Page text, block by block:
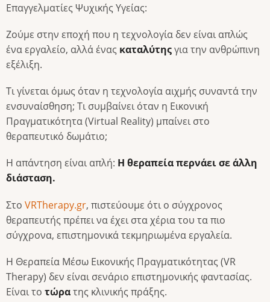
Επαγγελματίες Ψυχικής Υγείας:
Ζούμε στην εποχή που η τεχνολογία δεν είναι απλώς
ένα εργαλείο, αλλά ένας καταλύτηςγια την ανθρώπινη
εξέλιξη.
Τι γίνεται όμως όταν η τεχνολογία αιχμής συναντά την
ενσυναίσθηση; Τι συμβαίνει όταν η Εικονική
Πραγματικότητα (Virtual Reality) μπαίνει στο
θεραπευτικό δωμάτιο;
Η απάντηση είναι απλή: Η θεραπεία περνάει σε άλλη
διάσταση.
Στο VRTherapy.gr, πιστεύουμε ότι ο σύγχρονος
θεραπευτής πρέπει να έχει στα χέρια του τα πιο
σύγχρονα, επιστημονικά τεκμηριωμένα εργαλεία.
Η Θεραπεία Μέσω Εικονικής Πραγματικότητας (VR
Therapy) δεν είναι σενάριο επιστημονικής φαντασίας.
Είναι το τώρατης κλινικής πράξης.